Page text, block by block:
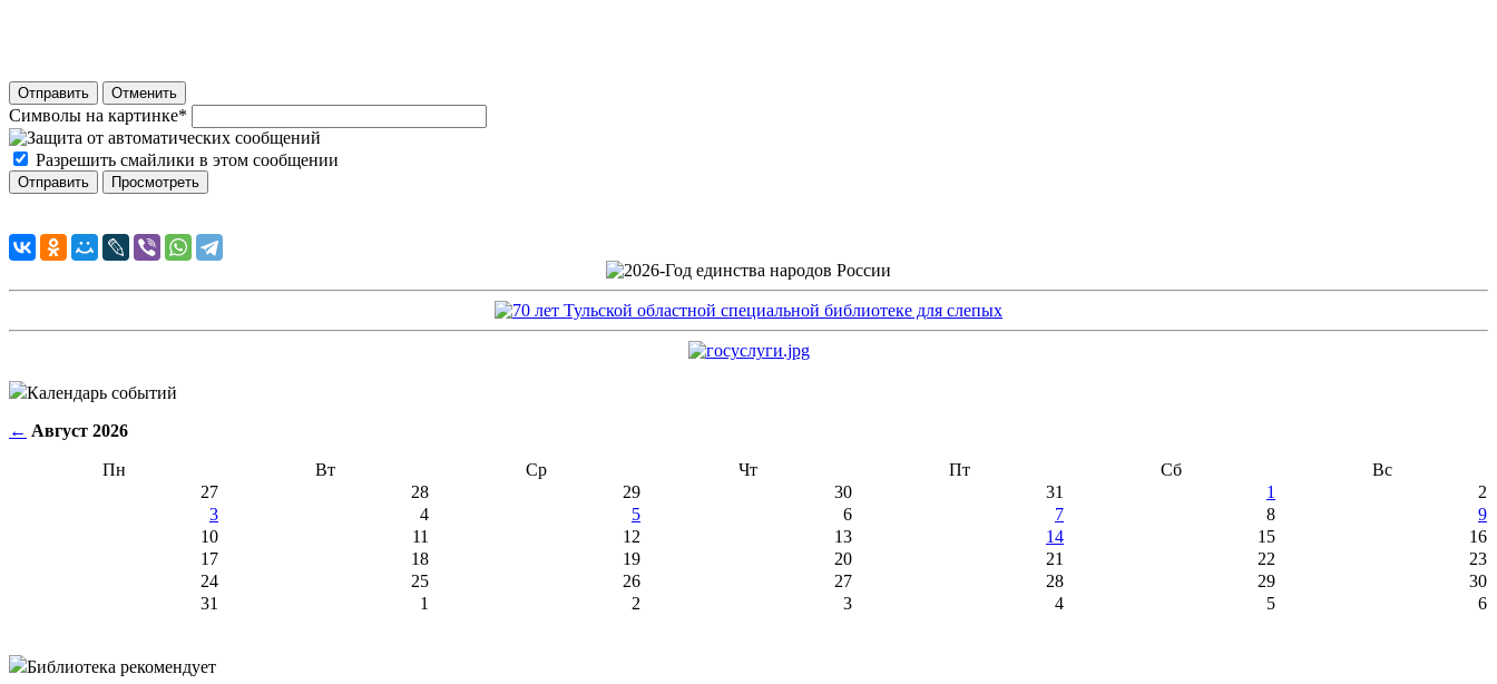
Отправить Отменить
Символы на картинке*
Разрешить смайлики в этом сообщении
Календарь событий
← Август 2026
Пн Вт Ср Чт Пт Сб
Вс
27
28 29 30 31 1
2
3
4 5 6 7 8
9
10
11 12 13 14 15
16
17
18 19 20 21 22
23
24
25 26 27 28 29
30
31
1 2 3 4 5 6
Библиотека рекомендует